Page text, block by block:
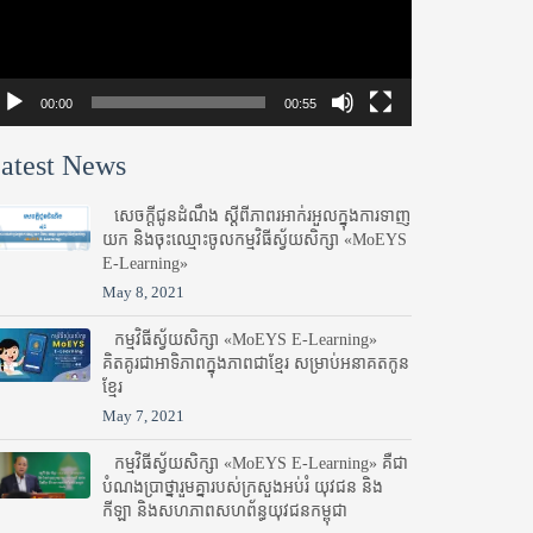
00:00 00:55
News
សេចក្តីជូនដំណឹង ស្តី​ពីភាព​រអាក់រអួល​ក្នុងការ​ទាញ​
យក និង​ចុះ​ឈ្មោះ​ចូល​កម្មវិធី​ស្វ័យសិក្សា «MoEYS
E-Learning»
May 8, 2021
កម្មវិធីស្វ័យសិក្សា «MoEYS E-Learning»
គិតគូរជាអាទិភាពក្នុងភាពជាខ្មែរ សម្រាប់អនាគតកូន
ខ្មែរ
May 7, 2021
កម្មវិធីស្វ័យសិក្សា «MoEYS E-Learning» គឺជា
បំណងប្រាថ្នារួមគ្នារបស់ក្រសួងអប់រំ​ យុវជន និង
កីឡា និងសហភាពសហព័ន្ធយុវជនកម្ពុជា